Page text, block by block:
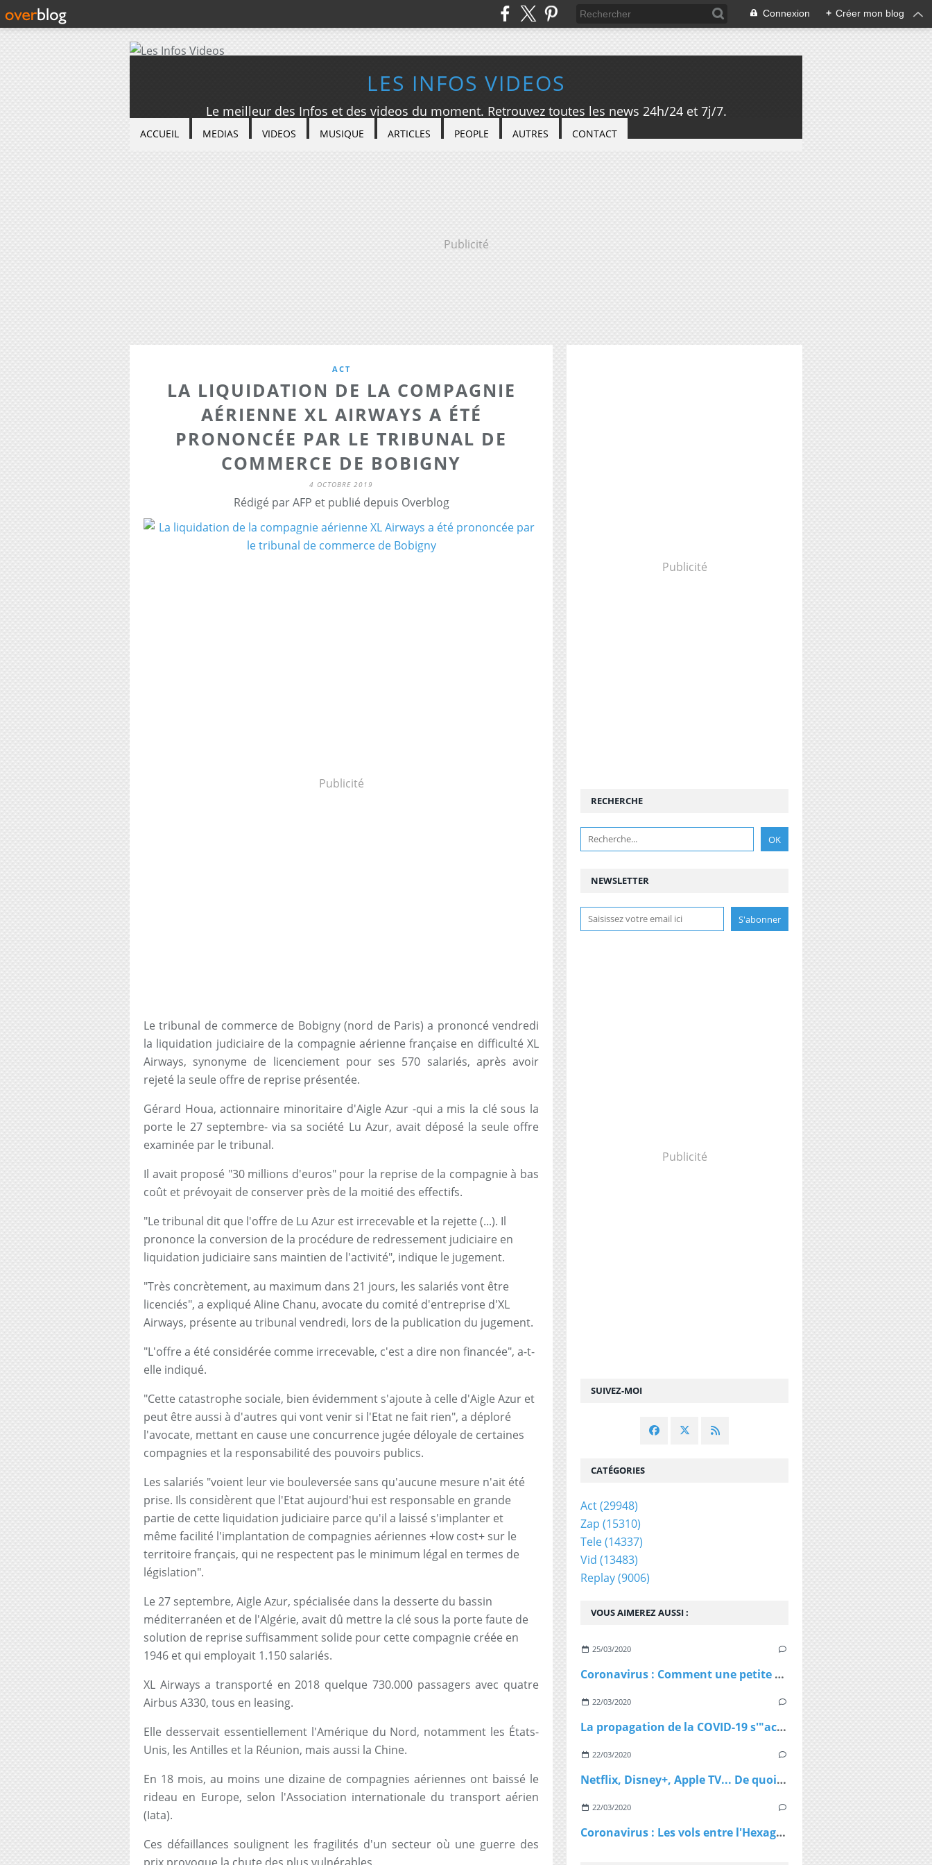
Connexion + Créer mon blog
LES INFOS VIDEOS
Le meilleur des Infos et des videos du moment. Retrouvez toutes les news 24h/24 et 7j/7.
ACCUEIL MEDIAS VIDEOS MUSIQUE ARTICLES PEOPLE AUTRES CONTACT
Publicité
ACT
LA LIQUIDATION DE LA COMPAGNIE
AÉRIENNE XL AIRWAYS A ÉTÉ
PRONONCÉE PAR LE TRIBUNAL DE
COMMERCE DE BOBIGNY
4 OCTOBRE 2019
Rédigé par AFP et publié depuis Overblog
Publicité
Le tribunal de commerce de Bobigny (nord de Paris) a prononcé vendredi
la liquidation judiciaire de la compagnie aérienne française en difficulté XL
Airways, synonyme de licenciement pour ses 570 salariés, après avoir
rejeté la seule offre de reprise présentée.
Gérard Houa, actionnaire minoritaire d'Aigle Azur -qui a mis la clé sous la
porte le 27 septembre- via sa société Lu Azur, avait déposé la seule offre
examinée par le tribunal.
Il avait proposé "30 millions d'euros" pour la reprise de la compagnie à bas
coût et prévoyait de conserver près de la moitié des effectifs.
"Le tribunal dit que l'offre de Lu Azur est irrecevable et la rejette (...). Il
prononce la conversion de la procédure de redressement judiciaire en
liquidation judiciaire sans maintien de l'activité", indique le jugement.
"Très concrètement, au maximum dans 21 jours, les salariés vont être
licenciés", a expliqué Aline Chanu, avocate du comité d'entreprise d'XL
Airways, présente au tribunal vendredi, lors de la publication du jugement.
"L'offre a été considérée comme irrecevable, c'est a dire non financée", a-t-
elle indiqué.
"Cette catastrophe sociale, bien évidemment s'ajoute à celle d'Aigle Azur et
peut être aussi à d'autres qui vont venir si l'Etat ne fait rien", a déploré
l'avocate, mettant en cause une concurrence jugée déloyale de certaines
compagnies et la responsabilité des pouvoirs publics.
Les salariés "voient leur vie bouleversée sans qu'aucune mesure n'ait été
prise. Ils considèrent que l'Etat aujourd'hui est responsable en grande
partie de cette liquidation judiciaire parce qu'il a laissé s'implanter et
même facilité l'implantation de compagnies aériennes +low cost+ sur le
territoire français, qui ne respectent pas le minimum légal en termes de
législation".
Le 27 septembre, Aigle Azur, spécialisée dans la desserte du bassin
méditerranéen et de l'Algérie, avait dû mettre la clé sous la porte faute de
solution de reprise suffisamment solide pour cette compagnie créée en
1946 et qui employait 1.150 salariés.
XL Airways a transporté en 2018 quelque 730.000 passagers avec quatre
Airbus A330, tous en leasing.
Elle desservait essentiellement l'Amérique du Nord, notamment les États-
Unis, les Antilles et la Réunion, mais aussi la Chine.
En 18 mois, au moins une dizaine de compagnies aériennes ont baissé le
rideau en Europe, selon l'Association internationale du transport aérien
(Iata).
Ces défaillances soulignent les fragilités d'un secteur où une guerre des
Publicité
NEWSLETTER
SUIVEZ-MOI
RECHERCHE
Publicité
VOUS AIMEREZ AUSSI :
25/03/2020
Coronavirus : Comment une petite station de ski autrichienne a accéléré la propagation du virus
22/03/2020
La propagation de la COVID-19 s'"accélère" au Royaume-Uni
22/03/2020
Netflix, Disney+, Apple TV... De quoi passer du bon temps pendant le confinement
22/03/2020
Coronavirus : Les vols entre l'Hexagone et l'Outre-Mer interdits dès lundi
CATÉGORIES
Act(29948)
Zap (15310)
Tele(14337)
Vid (13483)
Replay(9006)